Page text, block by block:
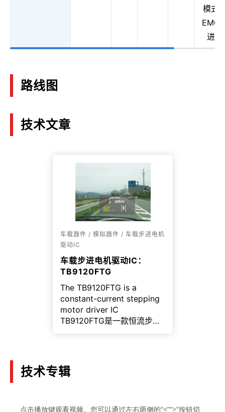
模式
EMC
进版
路线图
技术文章
车载器件 / 模拟器件 / 车载步进电机
驱动IC
车载步进电机驱动IC：
TB9120FTG
The TB9120FTG is a
constant-current stepping
motor driver IC
TB9120FTG是一款恒流步进
技术专辑